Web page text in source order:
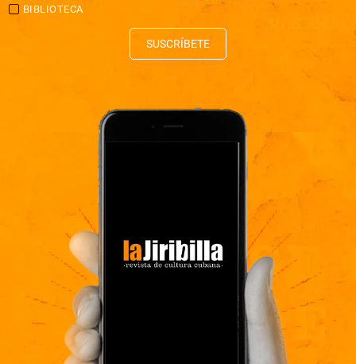
BIBLIOTECA
SUSCRÍBETE